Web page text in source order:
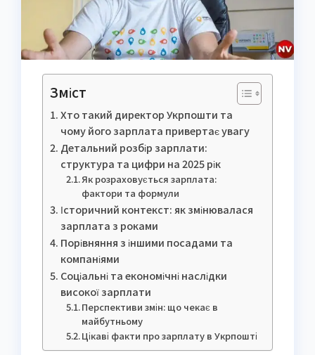
Зміст
Хто такий директор Укрпошти та
чому його зарплата привертає увагу
Детальний розбір зарплати:
структура та цифри на 2025 рік
Як розраховується зарплата:
фактори та формули
Історичний контекст: як змінювалася
зарплата з роками
Порівняння з іншими посадами та
компаніями
Соціальні та економічні наслідки
високої зарплати
Перспективи змін: що чекає в
майбутньому
Цікаві факти про зарплату в Укрпошті